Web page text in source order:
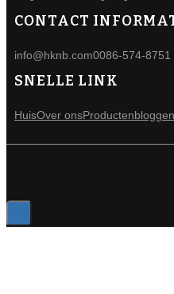
CONTACT
info@hknb.com0086-574-8751
SNELLE LINK
HuisOver onsProductenbloggen